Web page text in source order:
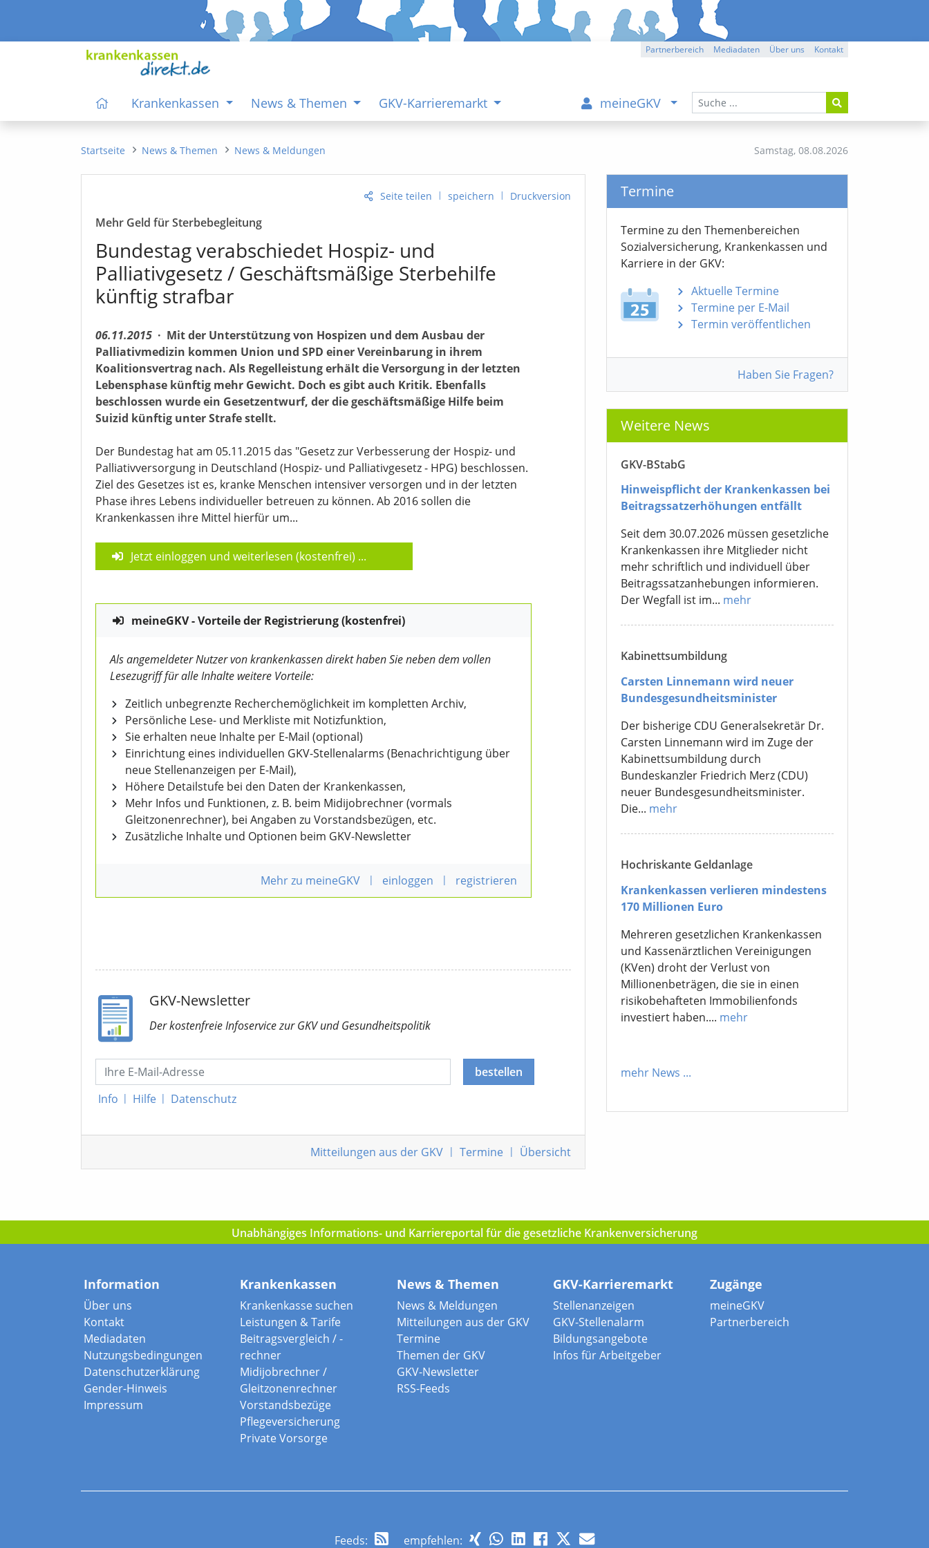
Partnerbereich Mediadaten Über uns Kontakt
Krankenkassen News & Themen GKV-Karrieremarkt meineGKV
Samstag, 08.08.2026
Startseite News & Themen News & Meldungen
Seite teilen | speichern | Druckversion
Mehr Geld für Sterbebegleitung
Bundestag verabschiedet Hospiz- und
Palliativgesetz / Geschäftsmäßige Sterbehilfe
künftig strafbar
06.11.2015 · Mit der Unterstützung von Hospizen und dem Ausbau der
Palliativmedizin kommen Union und SPD einer Vereinbarung in ihrem
Koalitionsvertrag nach. Als Regelleistung erhält die Versorgung in der letzten
Lebensphase künftig mehr Gewicht. Doch es gibt auch Kritik. Ebenfalls
beschlossen wurde ein Gesetzentwurf, der die geschäftsmäßige Hilfe beim
Suizid künftig unter Strafe stellt.
Der Bundestag hat am 05.11.2015 das "Gesetz zur Verbesserung der Hospiz- und
Palliativversorgung in Deutschland (Hospiz- und Palliativgesetz - HPG) beschlossen.
Ziel des Gesetzes ist es, kranke Menschen intensiver versorgen und in der letzten
Phase ihres Lebens individueller betreuen zu können. Ab 2016 sollen die
Krankenkassen ihre Mittel hierfür um...
Jetzt einloggen und weiterlesen (kostenfrei) ...
meineGKV - Vorteile der Registrierung (kostenfrei)
Als angemeldeter Nutzer von krankenkassen direkt haben Sie neben dem vollen
Lesezugriff für alle Inhalte weitere Vorteile:
Zeitlich unbegrenzte Recherchemöglichkeit im kompletten Archiv,
Persönliche Lese- und Merkliste mit Notizfunktion,
Sie erhalten neue Inhalte per E-Mail (optional)
Einrichtung eines individuellen GKV-Stellenalarms (Benachrichtigung über
neue Stellenanzeigen per E-Mail),
Höhere Detailstufe bei den Daten der Krankenkassen,
Mehr Infos und Funktionen, z. B. beim Midijobrechner (vormals
Gleitzonenrechner), bei Angaben zu Vorstandsbezügen, etc.
Zusätzliche Inhalte und Optionen beim GKV-Newsletter
Mehr zu meineGKV | einloggen | registrieren
GKV-Newsletter
Der kostenfreie Infoservicezur GKVund Gesundheitspolitik
Info | Hilfe | Datenschutz
bestellen
Mitteilungen aus der GKV | Termine | Übersicht
Termine
Termine zu den Themen­bereichen
Sozialver­sicherung, Krankenkassen und
Karriere in der GKV:
Aktuelle Termine
Termine per E-Mail
Termin veröffentlichen
Haben Sie Fragen?
Weitere News
GKV-BStabG
Hinweispflicht der Krankenkassen bei
Beitragssatzerhöhungen entfällt
Seit dem 30.07.2026 müssen gesetzliche
Krankenkassen ihre Mitglieder nicht
mehr schriftlich und individuell über
Beitragssatzanhebungen informieren.
Der Wegfall ist im... mehr
Kabinettsumbildung
Carsten Linnemann wird neuer
Bundesgesundheitsminister
Der bisherige CDU Generalsekretär Dr.
Carsten Linnemann wird im Zuge der
Kabinettsumbildung durch
Bundeskanzler Friedrich Merz (CDU)
neuer Bundesgesundheitsminister.
Die... mehr
Hochriskante Geldanlage
Krankenkassen verlieren mindestens
170 Millionen Euro
Mehreren gesetzlichen Krankenkassen
und Kassenärztlichen Vereinigungen
(KVen) droht der Verlust von
Millionenbeträgen, die sie in einen
risikobehafteten Immobilienfonds
investiert haben.... mehr
mehr News ...
Unabhängiges Informations- und Karriereportal für die gesetzliche Krankenversicherung
Information
Über uns
Kontakt
Mediadaten
Nutzungsbedingungen
Datenschutzerklärung
Gender-Hinweis
Impressum
Krankenkassen
Krankenkasse suchen
Leistungen & Tarife
Beitragsvergleich / -
rechner
Midijobrechner /
Gleitzonenrechner
Vorstandsbezüge
Pflegeversicherung
Private Vorsorge
News & Themen
News & Meldungen
Mitteilungen aus der GKV
Termine
Themen der GKV
GKV-Newsletter
RSS-Feeds
GKV-Karrieremarkt
Stellenanzeigen
GKV-Stellenalarm
Bildungsangebote
Infos für Arbeitgeber
Zugänge
meineGKV
Partnerbereich
Feeds: empfehlen: